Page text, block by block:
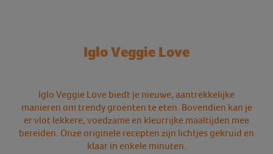
Iglo Veggie Love
Iglo Veggie Love biedt je nieuwe, aantrekkelijke
manieren om trendy groenten te eten. Bovendien kan je
er vlot lekkere, voedzame en kleurrijke maaltijden mee
bereiden. Onze originele recepten zijn lichtjes gekruid en
klaar in enkele minuten.